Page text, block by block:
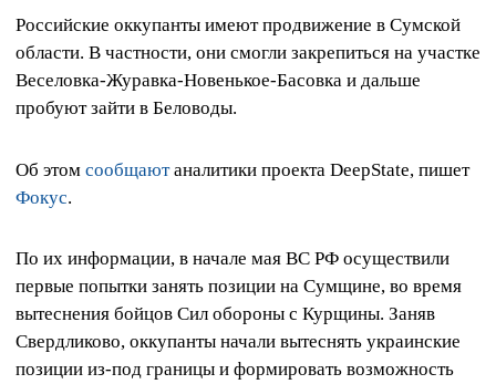
Российские оккупанты имеют продвижение в Сумской
области. В частности, они смогли закрепиться на участке
Веселовка-Журавка-Новенькое-Басовка и дальше
пробуют зайти в Беловоды.
Об этом сообщаютаналитики проекта DeepState, пишет
Фокус.
По их информации, в начале мая ВС РФ осуществили
первые попытки занять позиции на Сумщине, во время
вытеснения бойцов Сил обороны с Курщины. Заняв
Свердликово, оккупанты начали вытеснять украинские
позиции из-под границы и формировать возможность